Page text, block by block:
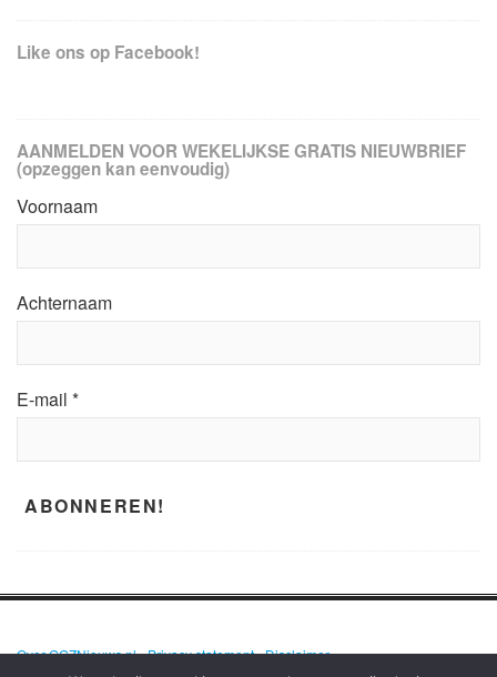
Like ons op Facebook!
AANMELDEN VOOR WEKELIJKSE GRATIS NIEUWBRIEF
(opzeggen kan eenvoudig)
Voornaam
Achternaam
E-mail *
Over GGZNieuws.nl•Privacy statement•Disclaimer